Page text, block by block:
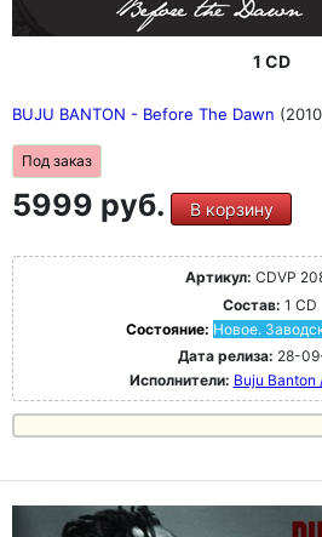
1 CD
BUJU BANTON - Before The Dawn
Под заказ
5999 руб. В корзину
Артикул: CDVP
Состав: 1 CD
Состояние: Новое.
Дата релиза: 28-
Исполнители: Buju Banton